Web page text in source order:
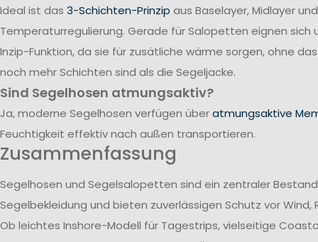
Ideal ist das 3-Schichten-Prinzip aus Baselayer, Midlayer
Temperaturregulierung. Gerade für Salopetten eignen sich
Inzip-Funktion, da sie für zusätliche wärme sorgen, ohne
noch mehr Schichten sind als die Segeljacke.
Sind Segelhosen atmungsaktiv?
Ja, moderne Segelhosen verfügen überatmungsaktive
Feuchtigkeit effektiv nach außen transportieren.
Zusammenfassung
Segelhosen und Segelsalopetten sind ein zentraler
Segelbekleidung und bieten zuverlässigen Schutz vor Wind,
Ob leichtes Inshore-Modell für Tagestrips, vielseitige